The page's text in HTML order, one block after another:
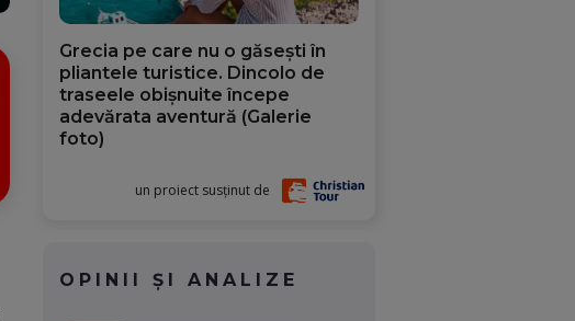
Grecia pe care nu o găsești în
pliantele turistice. Dincolo de
traseele obișnuite începe
adevărata aventură (Galerie
foto)
un proiect susținut de
OPINII ȘI ANALIZE